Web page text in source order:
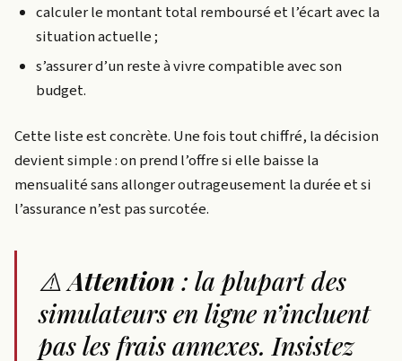
calculer le montant total remboursé et l’écart avec la
situation actuelle ;
s’assurer d’un reste à vivre compatible avec son
budget.
Cette liste est concrète. Une fois tout chiffré, la décision
devient simple : on prend l’offre si elle baisse la
mensualité sans allonger outrageusement la durée et si
l’assurance n’est pas surcotée.
⚠️Attention : la plupart des
simulateurs en ligne n’incluent
pas les frais annexes. Insistez